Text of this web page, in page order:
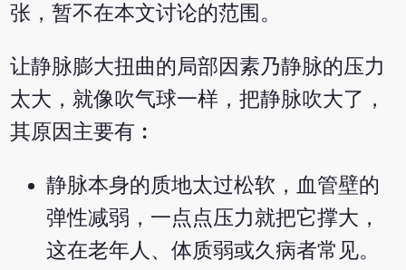
张，暂不在本文讨论的范围。
让静脉膨大扭曲的局部因素乃静脉的压力
太大，就像吹气球一样，把静脉吹大了，
其原因主要有︰
静脉本身的质地太过松软，血管壁的
弹性减弱，一点点压力就把它撑大，
这在老年人、体质弱或久病者常见。